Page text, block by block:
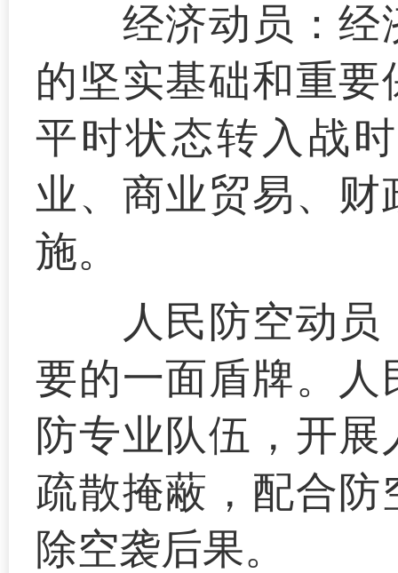
经济动员：经
的坚实基础和重
平时状态转入战
业、商业贸易、
施。
人民防空动员
要的一面盾牌。
防专业队伍，开
疏散掩蔽，配合
除空袭后果。